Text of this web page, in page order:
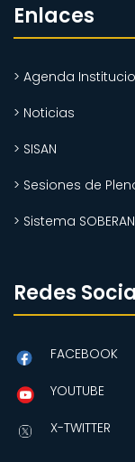
Enlaces
> Agenda
> Noticias
> SISAN
> Sesiones de
> Sistema
Redes
FACEBOOK
YOUTUBE
X-TWITTER